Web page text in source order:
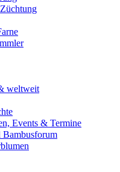
weltweit
Events & Termine